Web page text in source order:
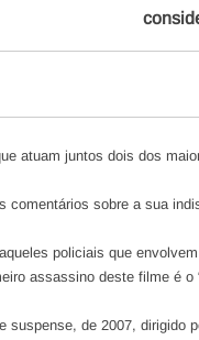
atuam juntos dois dos
comentários sobre a sua
policiais que
assassino deste filme é o
suspense, de 2007, dirigido